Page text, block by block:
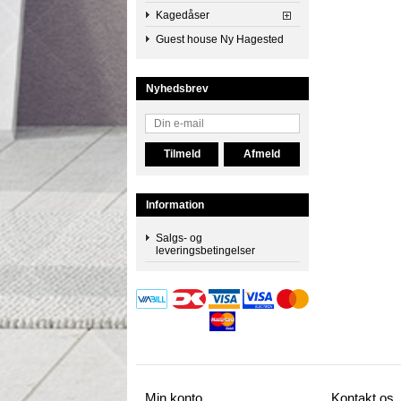
Kagedåser
Guest house Ny Hagested
Nyhedsbrev
Information
Salgs- og
leveringsbetingelser
Min konto Kontakt os